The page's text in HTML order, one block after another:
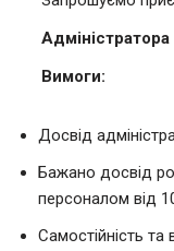
Адміністратора
Вимоги:
Досвід
Бажано досвід
персоналом від
Самостійність та